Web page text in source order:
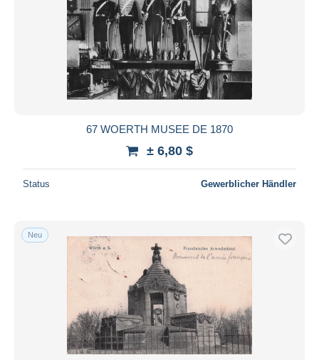
67 WOERTH MUSEE DE 1870
± 6,80 $
Status Gewerblicher Händler
Neu